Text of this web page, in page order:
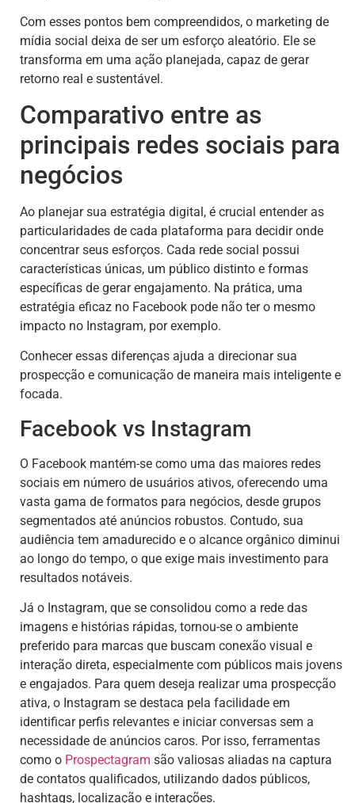
Com esses pontos bem compreendidos, o marketing de
mídia social deixa de ser um esforço aleatório. Ele se
transforma em uma ação planejada, capaz de gerar
retorno real e sustentável.
Comparativo entre as
principais redes sociais para
negócios
Ao planejar sua estratégia digital, é crucial entender as
particularidades de cada plataforma para decidir onde
concentrar seus esforços. Cada rede social possui
características únicas, um público distinto e formas
específicas de gerar engajamento. Na prática, uma
estratégia eficaz no Facebook pode não ter o mesmo
impacto no Instagram, por exemplo.
Conhecer essas diferenças ajuda a direcionar sua
prospecção e comunicação de maneira mais inteligente e
focada.
Facebook vs Instagram
O Facebook mantém-se como uma das maiores redes
sociais em número de usuários ativos, oferecendo uma
vasta gama de formatos para negócios, desde grupos
segmentados até anúncios robustos. Contudo, sua
audiência tem amadurecido e o alcance orgânico diminui
ao longo do tempo, o que exige mais investimento para
resultados notáveis.
Já o Instagram, que se consolidou como a rede das
imagens e histórias rápidas, tornou-se o ambiente
preferido para marcas que buscam conexão visual e
interação direta, especialmente com públicos mais jovens
e engajados. Para quem deseja realizar uma prospecção
ativa, o Instagram se destaca pela facilidade em
identificar perfis relevantes e iniciar conversas sem a
necessidade de anúncios caros. Por isso, ferramentas
como o Prospectagram são valiosas aliadas na captura
de contatos qualificados, utilizando dados públicos,
hashtags, localização e interações.